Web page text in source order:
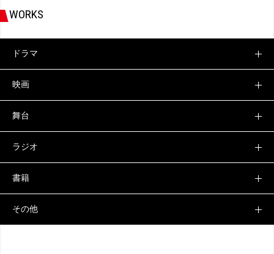
WORKS
ドラマ
映画
舞台
ラジオ
書籍
その他